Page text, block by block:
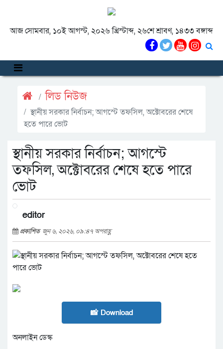
আজ সোমবার, ১০ই আগস্ট, ২০২৬ খ্রিস্টাব্দ, ২৬শে শ্রাবণ, ১৪৩৩ বঙ্গাব্দ
লিড নিউজ
স্থানীয় সরকার নির্বাচন; আগস্টে তফসিল, অক্টোবরের শেষে
হতে পারে ভোট
স্থানীয় সরকার নির্বাচন; আগস্টে
তফসিল, অক্টোবরের শেষে হতে পারে
ভোট
editor
প্রকাশিত জুন ৬, ২০২৬, ০৯:৪৭ অপরাহ্ণ
📸 Download
অনলাইন ডেস্ক